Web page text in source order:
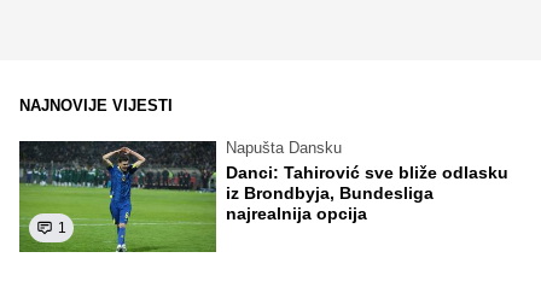
NAJNOVIJE VIJESTI
1
Napušta Dansku
Danci: Tahirović sve bliže odlasku
iz Brondbyja, Bundesliga
najrealnija opcija